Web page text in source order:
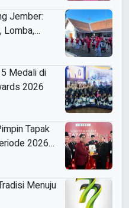
Jember:
Lomba,
Medali di
2026
Tapak
2026–
Menuju